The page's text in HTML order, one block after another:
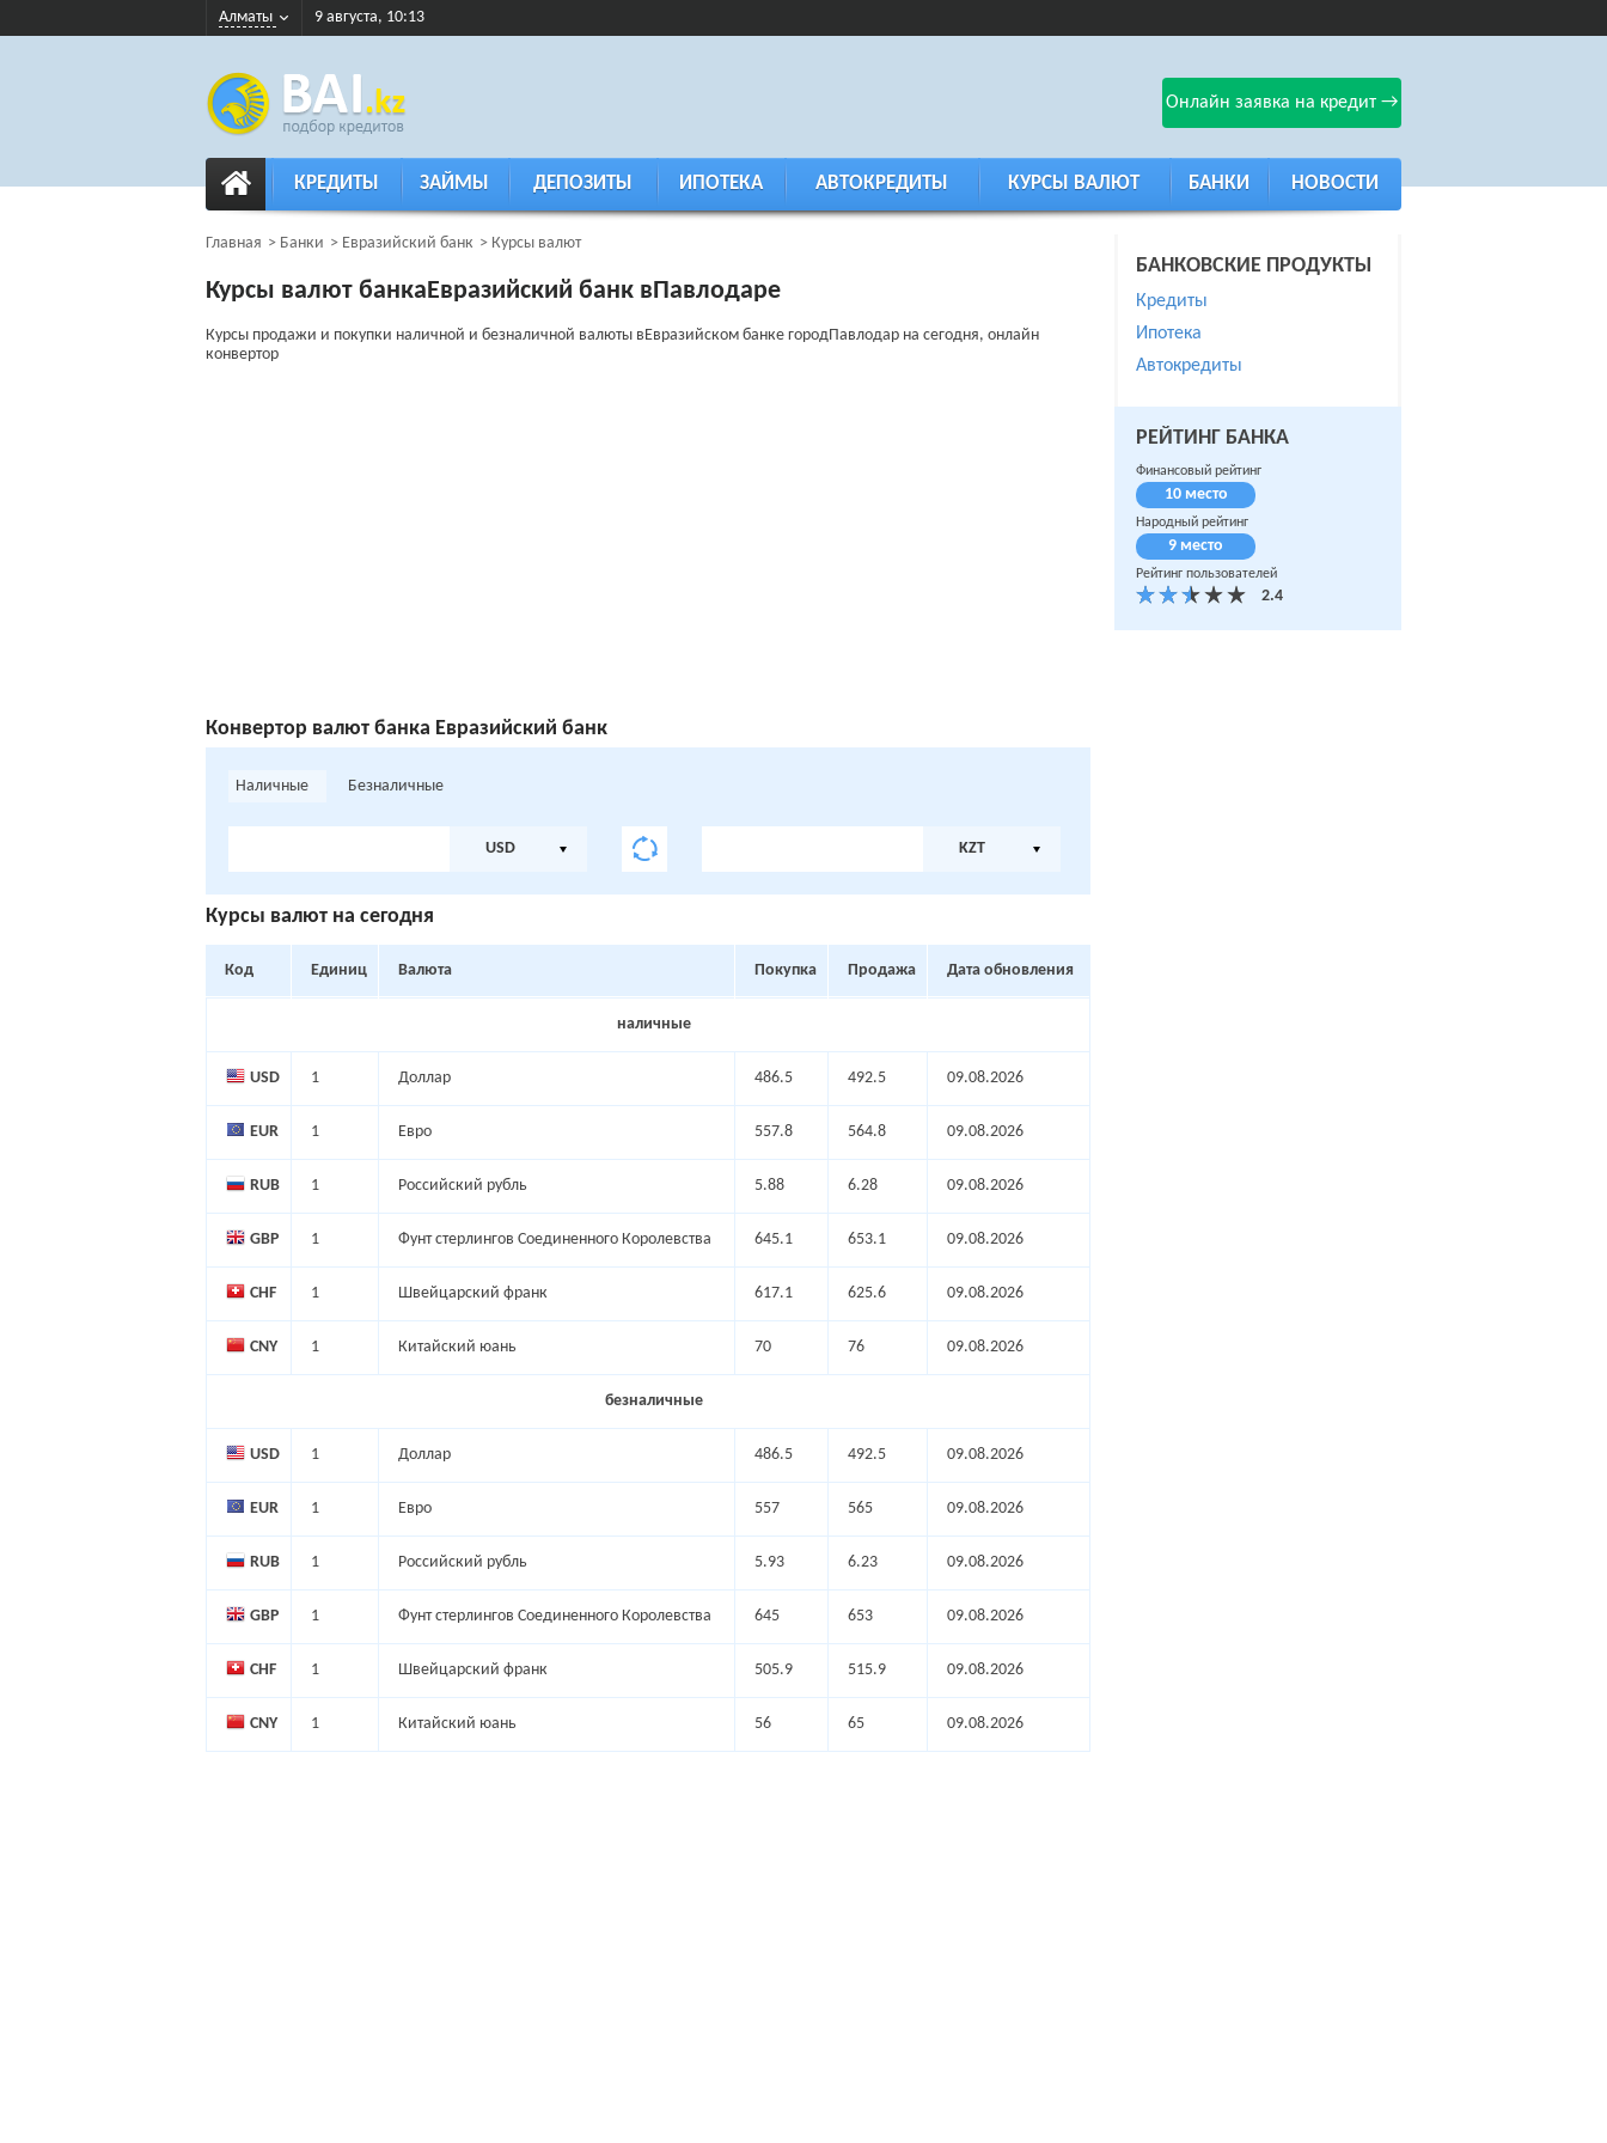
Алматы 9 августа, 10:13
Онлайн заявка на кредит →
КРЕДИТЫ ЗАЙМЫ ДЕПОЗИТЫ ИПОТЕКА АВТОКРЕДИТЫ КУРСЫ ВАЛЮТ БАНКИ НОВОСТИ
Главная Банки Евразийский банк Курсы валют
Курсы валют банкаЕвразийский банк вПавлодаре
Курсы продажи и покупки наличной и безналичной валюты вЕвразийском банке городПавлодар на сегодня, онлайн
конвертор
Конвертoр валют банка Евразийский банк
Наличные Безналичные
USD KZT
Курсы валют на сегодня
Код Единиц Валюта Покупка Продажа Дата обновления
наличные
USD 1 Доллар 486.5 492.5 09.08.2026
EUR 1 Евро 557.8 564.8 09.08.2026
RUB 1 Российский рубль 5.88 6.28 09.08.2026
GBP 1 Фунт стерлингов Соединенного Королевства 645.1 653.1 09.08.2026
CHF 1 Швейцарский франк 617.1 625.6 09.08.2026
CNY 1 Китайский юань 70 76 09.08.2026
безналичные
USD 1 Доллар 486.5 492.5 09.08.2026
EUR 1 Евро 557 565 09.08.2026
RUB 1 Российский рубль 5.93 6.23 09.08.2026
GBP 1 Фунт стерлингов Соединенного Королевства 645 653 09.08.2026
CHF 1 Швейцарский франк 505.9 515.9 09.08.2026
CNY 1 Китайский юань 56 65 09.08.2026
БАНКОВСКИЕ ПРОДУКТЫ
Кредиты
Ипотека
Автокредиты
РЕЙТИНГ БАНКА
Финансовый рейтинг
10 место
Народный рейтинг
9 место
Рейтинг пользователей